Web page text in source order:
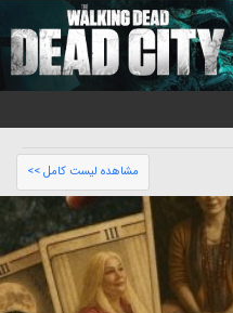
مشاهده لیست کامل >>